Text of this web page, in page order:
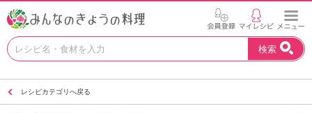
お
い
検索
レシピカテゴリへ戻る